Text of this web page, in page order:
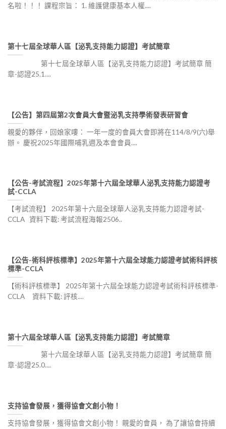
名啦！！！ 課程宗旨： 1. 維護健康基本人權....
第十七屆全球華人區【泌乳支持能力認證】考試簡章
第十七屆全球華人區【泌乳支持能力認證】考試簡章 簡
章-認證25.1....
【公告】第四屆第2次會員大會暨泌乳支持學術發表研習會
親愛的夥伴，回娘家嘍： 一年一度的會員大會即將在114/8/9(六)舉
辦。 慶祝2025年國際哺乳週及本會會員....
【公告-考試流程】2025年第十六屆全球華人泌乳支持能力認證考
試-CCLA
【考試流程】 2025年第十六屆全球華人泌乳支持能力認證考試-
CCLA 資料下載: 考試流程海報2506..
【公告-術科評核標準】2025年第十六屆全球能力認證考試術科評核
標準-CCLA
【術科評核標準】 2025年第十六屆全球能力認證考試術科評核標準-
CCLA 資料下載: 評核....
第十六屆全球華人區【泌乳支持能力認證】考試簡章
第十六屆全球華人區【泌乳支持能力認證】考試簡章 簡
章-認證25.0....
支持協會發展，獲得協會文創小物！
支持協會發展，獲得協會文創小物！ 親愛的會員， 為了讓協會持續